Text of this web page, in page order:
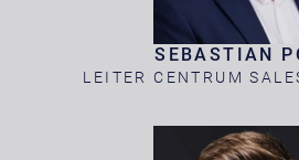
SEBASTIAN
LEITER CENTRUM